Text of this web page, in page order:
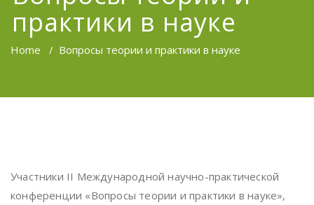
практики в науке
Home / Вопросы теории и практики в науке
Участники II Международной научно-практической
конференции «Вопросы теории и практики в науке»,